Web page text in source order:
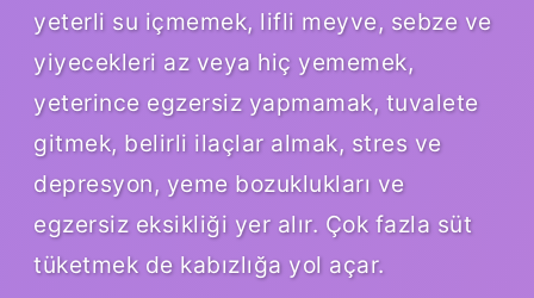
yeterli su içmemek, lifli meyve, sebze ve
yiyecekleri az veya hiç yememek,
yeterince egzersiz yapmamak, tuvalete
gitmek, belirli ilaçlar almak, stres ve
depresyon, yeme bozuklukları ve
egzersiz eksikliği yer alır. Çok fazla süt
tüketmek de kabızlığa yol açar.